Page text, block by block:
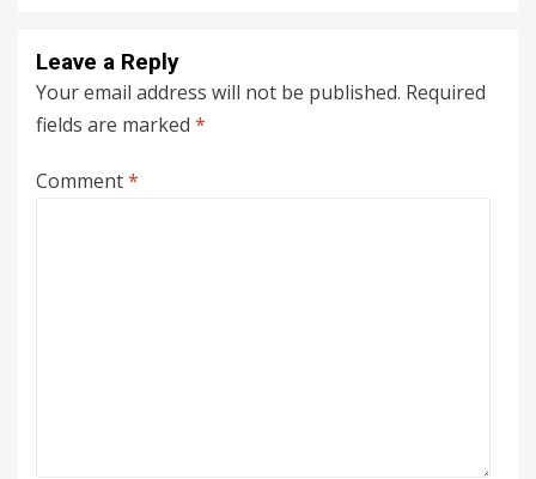
Leave a Reply
Your email address will not be published. Required
fields are marked *
Comment*